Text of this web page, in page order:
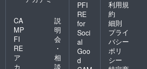
CA
MP
FI
RE
ア
カ
説
明
会
・
相
談
PFI
RE
for
Soci
al
Goo
d
利用規
約
細則
プライ
バシー
ポリ
シー